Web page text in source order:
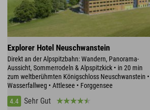
Explorer Hotel Neuschwanstein
Direkt an der Alpspitzbahn: Wandern, Panorama-
Aussicht, Sommerrodeln & Alpspitzkick • in 20 min
zum weltberühmten Königschloss Neuschwanstein •
Wasserfallweg • Attlesee • Forggensee
4.4
Sehr Gut